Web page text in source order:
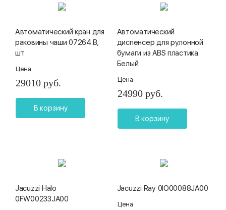
Автоматический кран для
раковины чаши 07264.B,
шт
Цена
29010 руб.
В корзину
Автоматический
диспенсер для рулонной
бумаги из ABS пластика.
Белый
Цена
24990 руб.
В корзину
Jacuzzi Halo
0FW00233JA00
Jacuzzi Ray 0IO00088JA00
Цена